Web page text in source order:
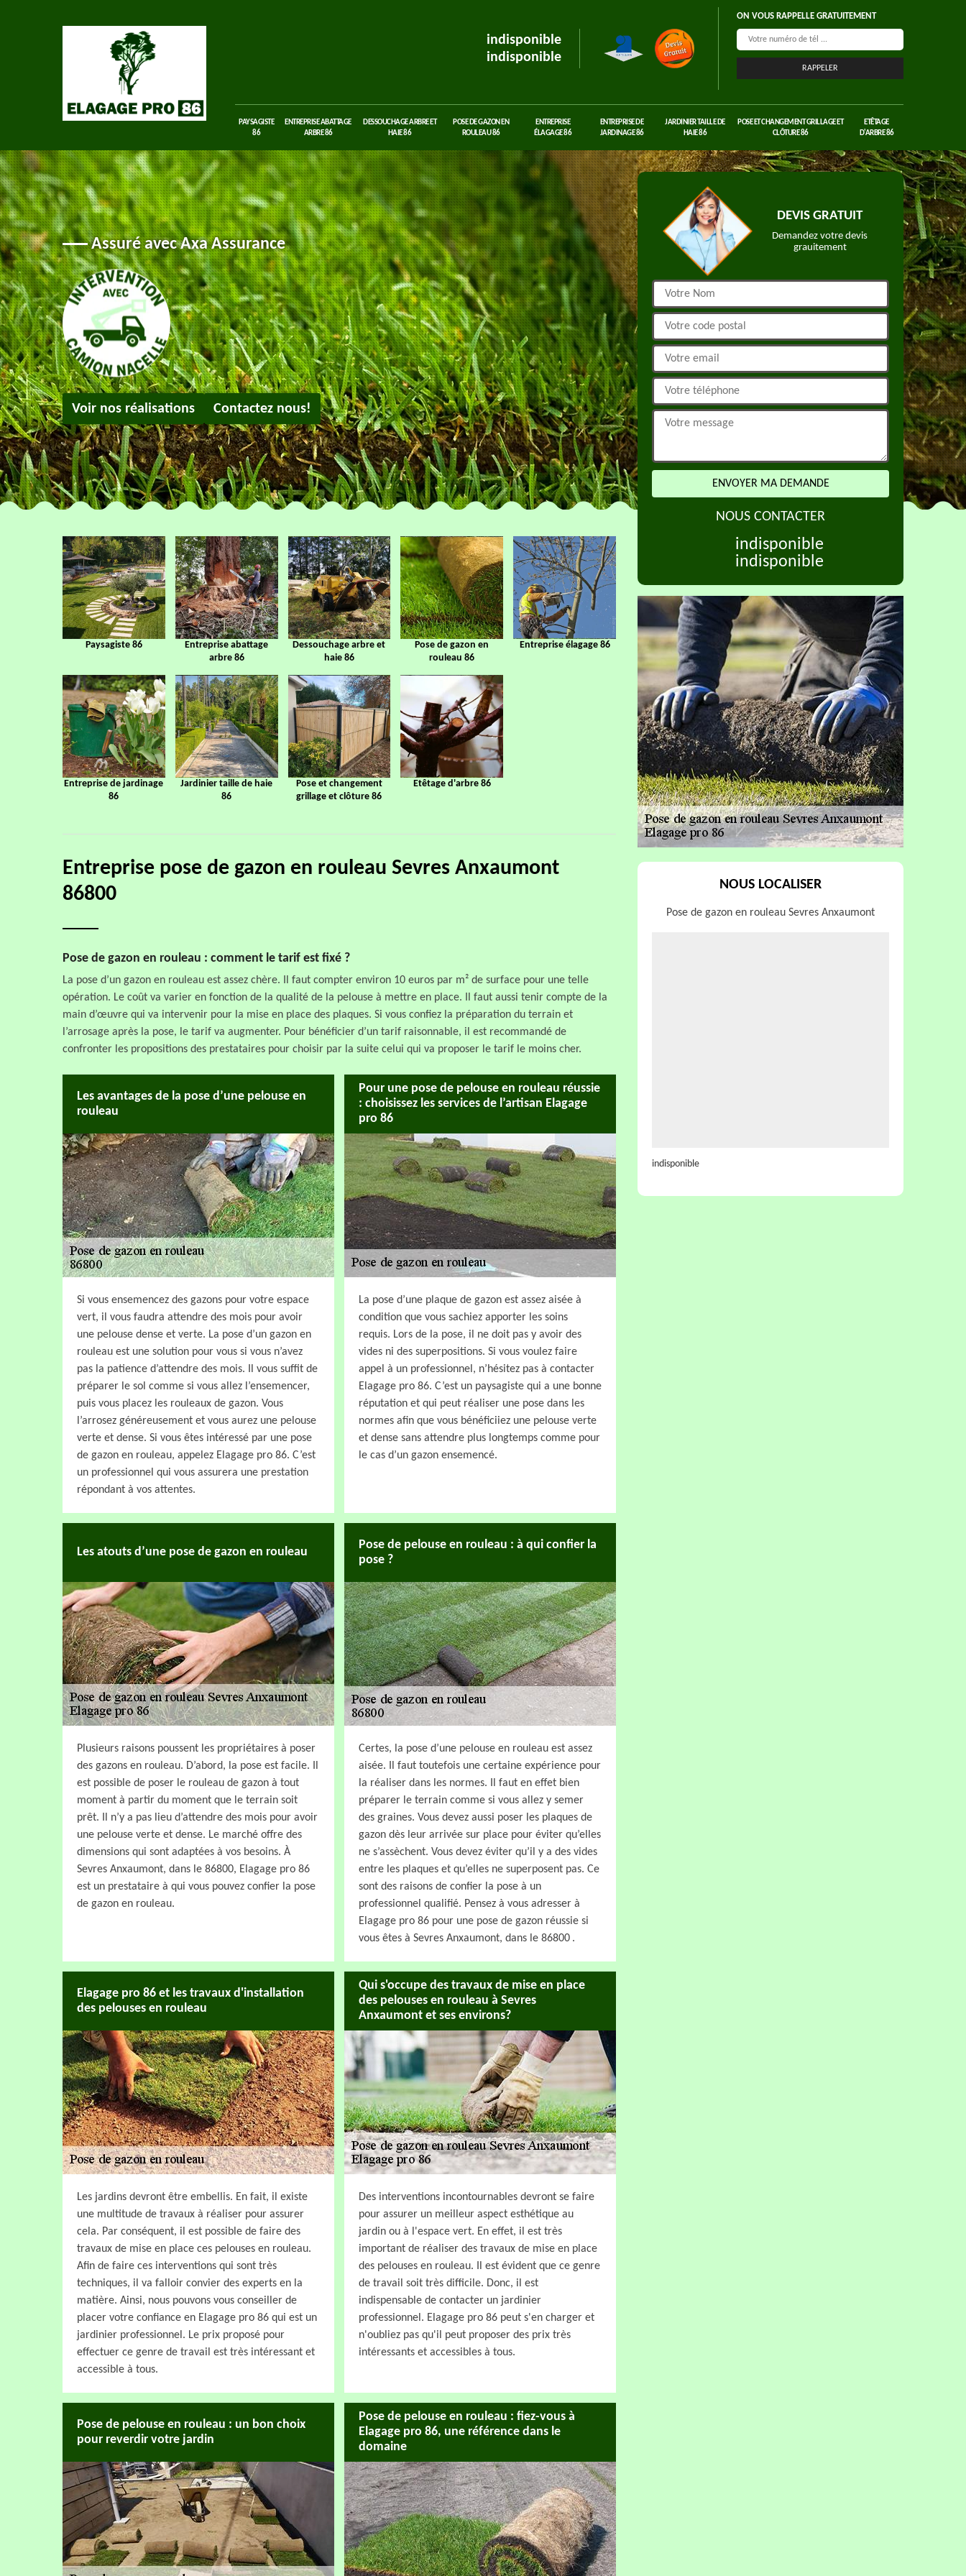
indisponible
indisponible
ON VOUS RAPPELLE GRATUITEMENT
PAYSAGISTE
86
ENTREPRISE ABATTAGE
ARBRE 86
DESSOUCHAGE ARBRE ET
HAIE 86
POSE DE GAZON EN
ROULEAU 86
ENTREPRISE
ÉLAGAGE 86
ENTREPRISE DE
JARDINAGE 86
JARDINIER TAILLE DE
HAIE 86
POSE ET CHANGEMENT GRILLAGE ET
CLÔTURE 86
ETÊTAGE
D'ARBRE 86
Assuré avec Axa Assurance
Voir nos réalisations Contactez nous!
Paysagiste 86
Entreprise abattage
arbre 86
Dessouchage arbre et
haie 86
Pose de gazon en
rouleau 86
Entreprise élagage 86
Entreprise de jardinage
86
Jardinier taille de haie
86
Pose et changement
grillage et clôture 86
Etêtage d'arbre 86
Entreprise pose de gazon en rouleau Sevres Anxaumont
86800
Pose de gazon en rouleau : comment le tarif est fixé ?
La pose d’un gazon en rouleau est assez chère. Il faut compter environ 10 euros par m² de surface pour une telle
opération. Le coût va varier en fonction de la qualité de la pelouse à mettre en place. Il faut aussi tenir compte de la
main d’œuvre qui va intervenir pour la mise en place des plaques. Si vous confiez la préparation du terrain et
l’arrosage après la pose, le tarif va augmenter. Pour bénéficier d’un tarif raisonnable, il est recommandé de
confronter les propositions des prestataires pour choisir par la suite celui qui va proposer le tarif le moins cher.
Les avantages de la pose d’une pelouse en
rouleau
Si vous ensemencez des gazons pour votre espace
vert, il vous faudra attendre des mois pour avoir
une pelouse dense et verte. La pose d’un gazon en
rouleau est une solution pour vous si vous n’avez
pas la patience d’attendre des mois. Il vous suffit de
préparer le sol comme si vous allez l’ensemencer,
puis vous placez les rouleaux de gazon. Vous
l’arrosez généreusement et vous aurez une pelouse
verte et dense. Si vous êtes intéressé par une pose
de gazon en rouleau, appelez Elagage pro 86. C’est
un professionnel qui vous assurera une prestation
répondant à vos attentes.
Pour une pose de pelouse en rouleau réussie
: choisissez les services de l’artisan Elagage
pro 86
La pose d’une plaque de gazon est assez aisée à
condition que vous sachiez apporter les soins
requis. Lors de la pose, il ne doit pas y avoir des
vides ni des superpositions. Si vous voulez faire
appel à un professionnel, n’hésitez pas à contacter
Elagage pro 86. C’est un paysagiste qui a une bonne
réputation et qui peut réaliser une pose dans les
normes afin que vous bénéficiiez une pelouse verte
et dense sans attendre plus longtemps comme pour
le cas d’un gazon ensemencé.
Les atouts d’une pose de gazon en rouleau
Plusieurs raisons poussent les propriétaires à poser
des gazons en rouleau. D’abord, la pose est facile. Il
est possible de poser le rouleau de gazon à tout
moment à partir du moment que le terrain soit
prêt. Il n’y a pas lieu d’attendre des mois pour avoir
une pelouse verte et dense. Le marché offre des
dimensions qui sont adaptées à vos besoins. À
Sevres Anxaumont, dans le 86800, Elagage pro 86
est un prestataire à qui vous pouvez confier la pose
de gazon en rouleau.
Pose de pelouse en rouleau : à qui confier la
pose ?
Certes, la pose d’une pelouse en rouleau est assez
aisée. Il faut toutefois une certaine expérience pour
la réaliser dans les normes. Il faut en effet bien
préparer le terrain comme si vous allez y semer
des graines. Vous devez aussi poser les plaques de
gazon dès leur arrivée sur place pour éviter qu’elles
ne s’assèchent. Vous devez éviter qu’il y a des vides
entre les plaques et qu’elles ne superposent pas. Ce
sont des raisons de confier la pose à un
professionnel qualifié. Pensez à vous adresser à
Elagage pro 86 pour une pose de gazon réussie si
vous êtes à Sevres Anxaumont, dans le 86800 .
Elagage pro 86 et les travaux d'installation
des pelouses en rouleau
Les jardins devront être embellis. En fait, il existe
une multitude de travaux à réaliser pour assurer
cela. Par conséquent, il est possible de faire des
travaux de mise en place ces pelouses en rouleau.
Afin de faire ces interventions qui sont très
techniques, il va falloir convier des experts en la
matière. Ainsi, nous pouvons vous conseiller de
placer votre confiance en Elagage pro 86 qui est un
jardinier professionnel. Le prix proposé pour
effectuer ce genre de travail est très intéressant et
accessible à tous.
Qui s'occupe des travaux de mise en place
des pelouses en rouleau à Sevres
Anxaumont et ses environs?
Des interventions incontournables devront se faire
pour assurer un meilleur aspect esthétique au
jardin ou à l'espace vert. En effet, il est très
important de réaliser des travaux de mise en place
des pelouses en rouleau. Il est évident que ce genre
de travail soit très difficile. Donc, il est
indispensable de contacter un jardinier
professionnel. Elagage pro 86 peut s'en charger et
n'oubliez pas qu'il peut proposer des prix très
intéressants et accessibles à tous.
Pose de pelouse en rouleau : un bon choix
pour reverdir votre jardin
Pose de pelouse en rouleau : fiez-vous à
Elagage pro 86, une référence dans le
domaine
DEVIS GRATUIT
Demandez votre devis
grauitement
NOUS CONTACTER
indisponible
indisponible
NOUS LOCALISER
Pose de gazon en rouleau Sevres Anxaumont
indisponible